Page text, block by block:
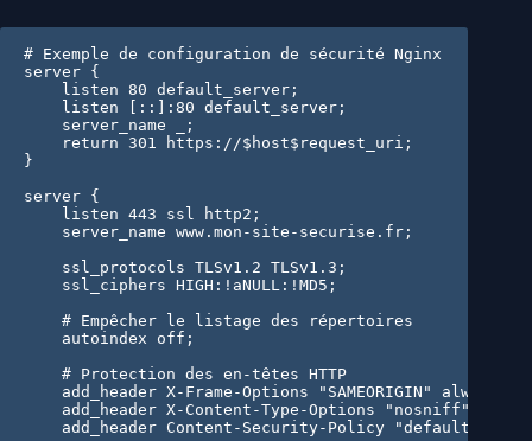
# Exemple de configuration de sécurité Nginx
server {
    listen 80 default_server;
    listen [::]:80 default_server;
    server_name _;
    return 301 https://$host$request_uri;
}
server {
    listen 443 ssl http2;
    server_name www.mon-site-securise.fr;
    ssl_protocols TLSv1.2 TLSv1.3;
    ssl_ciphers HIGH:!aNULL:!MD5;
    # Empêcher le listage des répertoires
    autoindex off;
    # Protection des en-têtes HTTP
    add_header X-Frame-Options "SAMEORIGIN" always;
add_header X-Content-Type-Options "nosniff"
add_header Content-Security-Policy "default-src